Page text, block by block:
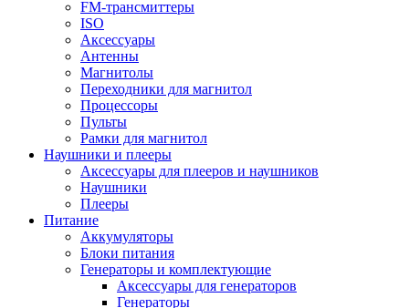
FM-трансмиттеры
ISO
Аксессуары
Антенны
Магнитолы
Переходники для магнитол
Процессоры
Пульты
Рамки для магнитол
Наушники и плееры
Аксессуары для плееров и наушников
Наушники
Плееры
Питание
Аккумуляторы
Блоки питания
Генераторы и комплектующие
Аксессуары для генераторов
Генераторы